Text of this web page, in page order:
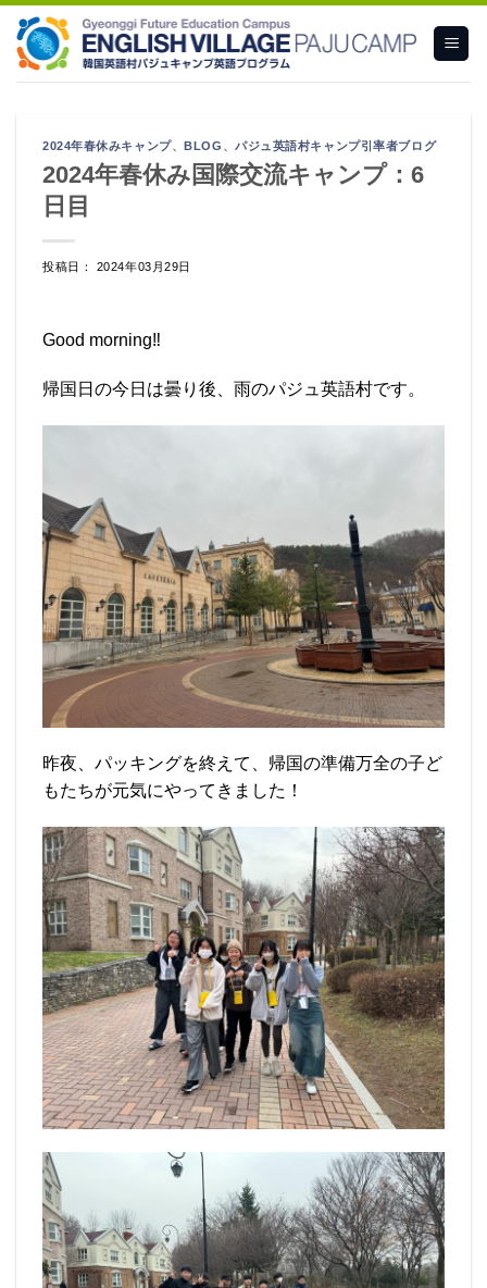
content
2024年春休みキャンプ、BLOG 、パジュ英語村キャンプ引率者ブログ
2024年春休み国際交流キャンプ：6
日目
投稿日： 2024年03月29日
Good morning‼️
帰国日の今日は曇り後、雨のパジュ英語村です。
昨夜、パッキングを終えて、帰国の準備万全の子ど
もたちが元気にやってきました！